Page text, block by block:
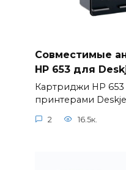
Совместимые
HP 653 для
Картриджи HP
принтерами
2 16.5к.